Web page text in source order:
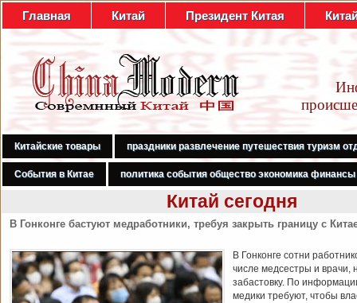
Главная Китай Президент Китая
Китайские товары праздники развлечение путешествия туризм
События в Китае политика события общество экономика финансы
Китай сегодня
В Гонконге бастуют медработники, требуя закрыть границу с
В Гонконге сотни
числе медсестры и врачи,
забастовку. По
медики требуют, чтобы